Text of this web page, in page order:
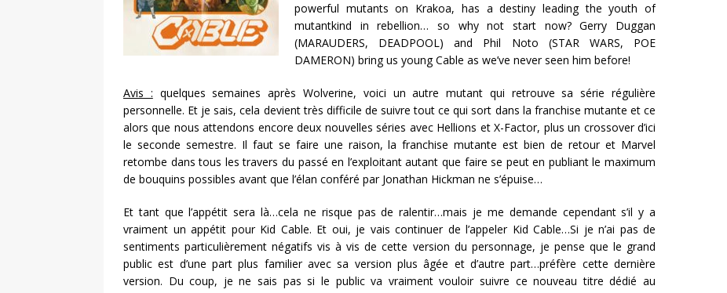
powerful mutants on Krakoa, has a destiny leading the youth of
mutantkind in rebellion… so why not start now? Gerry Duggan
(MARAUDERS, DEADPOOL) and Phil Noto (STAR WARS, POE
DAMERON) bring us young Cable as we’ve never seen him before!
Avis : quelques semaines après Wolverine, voici un autre mutant qui retrouve sa série régulière
personnelle. Et je sais, cela devient très difficile de suivre tout ce qui sort dans la franchise mutante et ce
alors que nous attendons encore deux nouvelles séries avec Hellions et X-Factor, plus un crossover d’ici
le seconde semestre. Il faut se faire une raison, la franchise mutante est bien de retour et Marvel
retombe dans tous les travers du passé en l’exploitant autant que faire se peut en publiant le maximum
de bouquins possibles avant que l’élan conféré par Jonathan Hickman ne s’épuise…
Et tant que l’appétit sera là…cela ne risque pas de ralentir…mais je me demande cependant s’il y a
vraiment un appétit pour Kid Cable. Et oui, je vais continuer de l’appeler Kid Cable…Si je n’ai pas de
sentiments particulièrement négatifs vis à vis de cette version du personnage, je pense que le grand
public est d’une part plus familier avec sa version plus âgée et d’autre part…préfère cette dernière
version. Du coup, je ne sais pas si le public va vraiment vouloir suivre ce nouveau titre dédié au